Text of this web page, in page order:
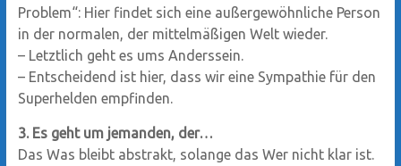
Problem“: Hier findet sich eine außergewöhnliche Person
in der normalen, der mittelmäßigen Welt wieder.
– Letztlich geht es ums Anderssein.
– Entscheidend ist hier, dass wir eine Sympathie für den
Superhelden empfinden.
3. Es geht um jemanden, der…
Das Was bleibt abstrakt, solange das Wer nicht klar ist.